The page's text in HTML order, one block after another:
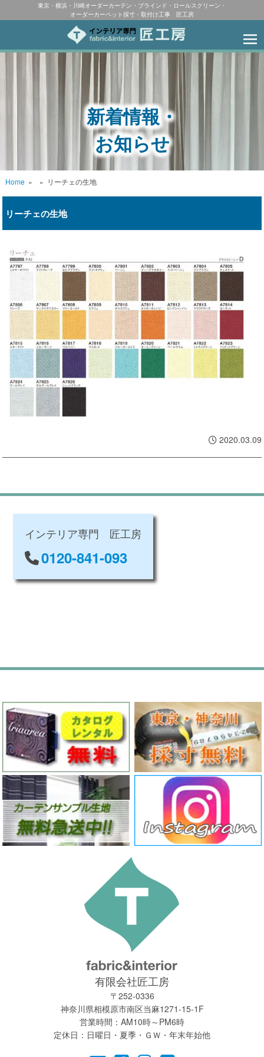
東京・横浜・川崎オーダーカーテン・ブラインド・ロールスクリーン・
オーダーカーペット採寸・取付け工事 匠工房
新着情報・
お知らせ
Home» » リーチェの生地
リーチェの生地
2020.03.09
インテリア専門 匠工房
0120-841-093
有限会社匠工房
〒252-0336
神奈川県相模原市南区当麻1271-15-1F
営業時間：AM10時～PM6時
定休日：日曜日・夏季・ＧＷ・年末年始他